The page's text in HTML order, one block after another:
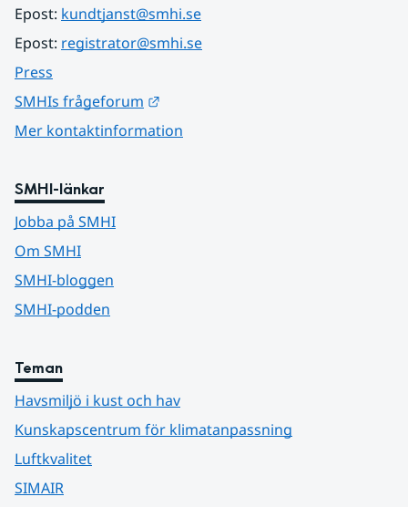
Epost: kundtjanst@smhi.se
Epost: registrator@smhi.se
Press
SMHIs frågeforum
Mer kontaktinformation
SMHI-länkar
Jobba på SMHI
Om SMHI
SMHI-bloggen
SMHI-podden
Teman
Havsmiljö i kust och hav
Kunskapscentrum för klimatanpassning
Luftkvalitet
SIMAIR